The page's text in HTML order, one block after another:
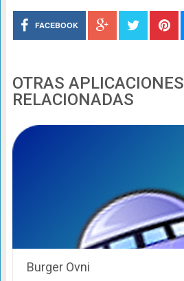
FACEBOOK
OTRAS APLICACIONES
RELACIONADAS
Burger Ovni